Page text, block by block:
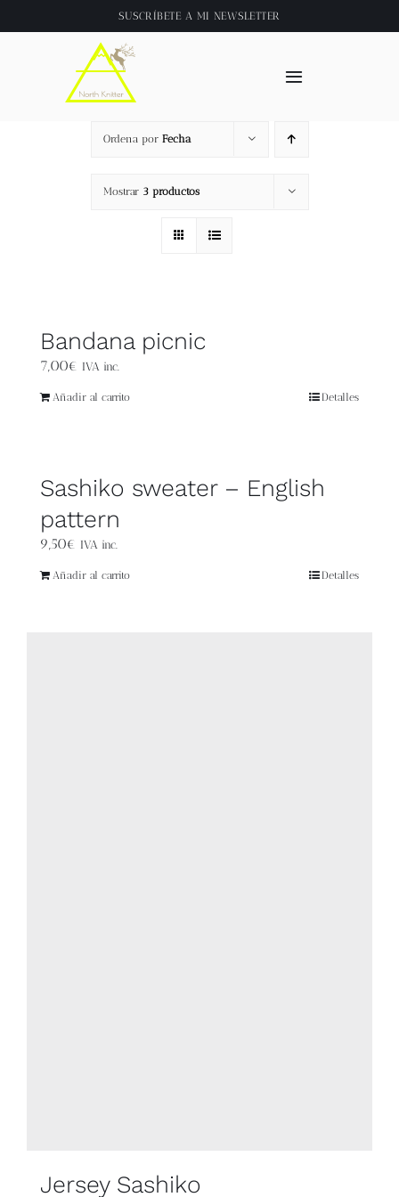
al
SUSCRÍBETE A MI NEWSLETTER
Toggle
About
Tienda
Videos
Ordena por Fecha
Mostrar 3 productos
Bandana picnic
7,00€ IVA inc.
Añadir al carrito Detalles
Sashiko sweater – English
pattern
9,50€ IVA inc.
Añadir al carrito Detalles
Jersey Sashiko